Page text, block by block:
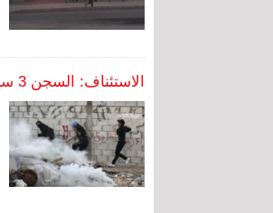
الاستئناف: السجن 3 سنوات لـ 6 متهمين بالتجمهر في الدراز